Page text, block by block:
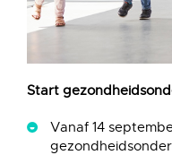
Start
Vanaf 14